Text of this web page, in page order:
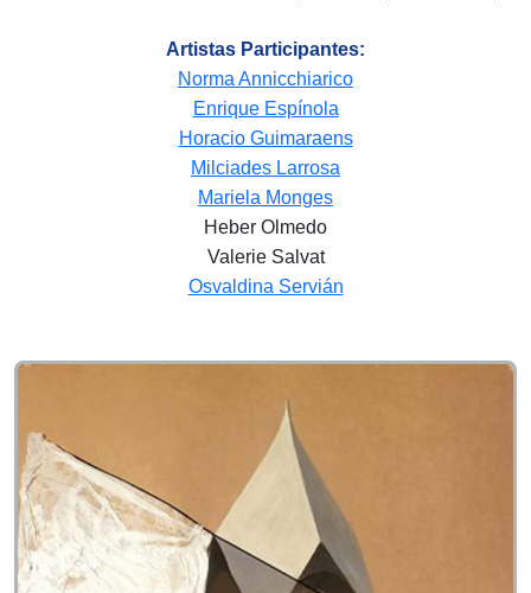
Artistas Participantes:
Norma Annicchiarico
Enrique Espínola
Horacio Guimaraens
Milciades Larrosa
Mariela Monges
Heber Olmedo
Valerie Salvat
Osvaldina Servián